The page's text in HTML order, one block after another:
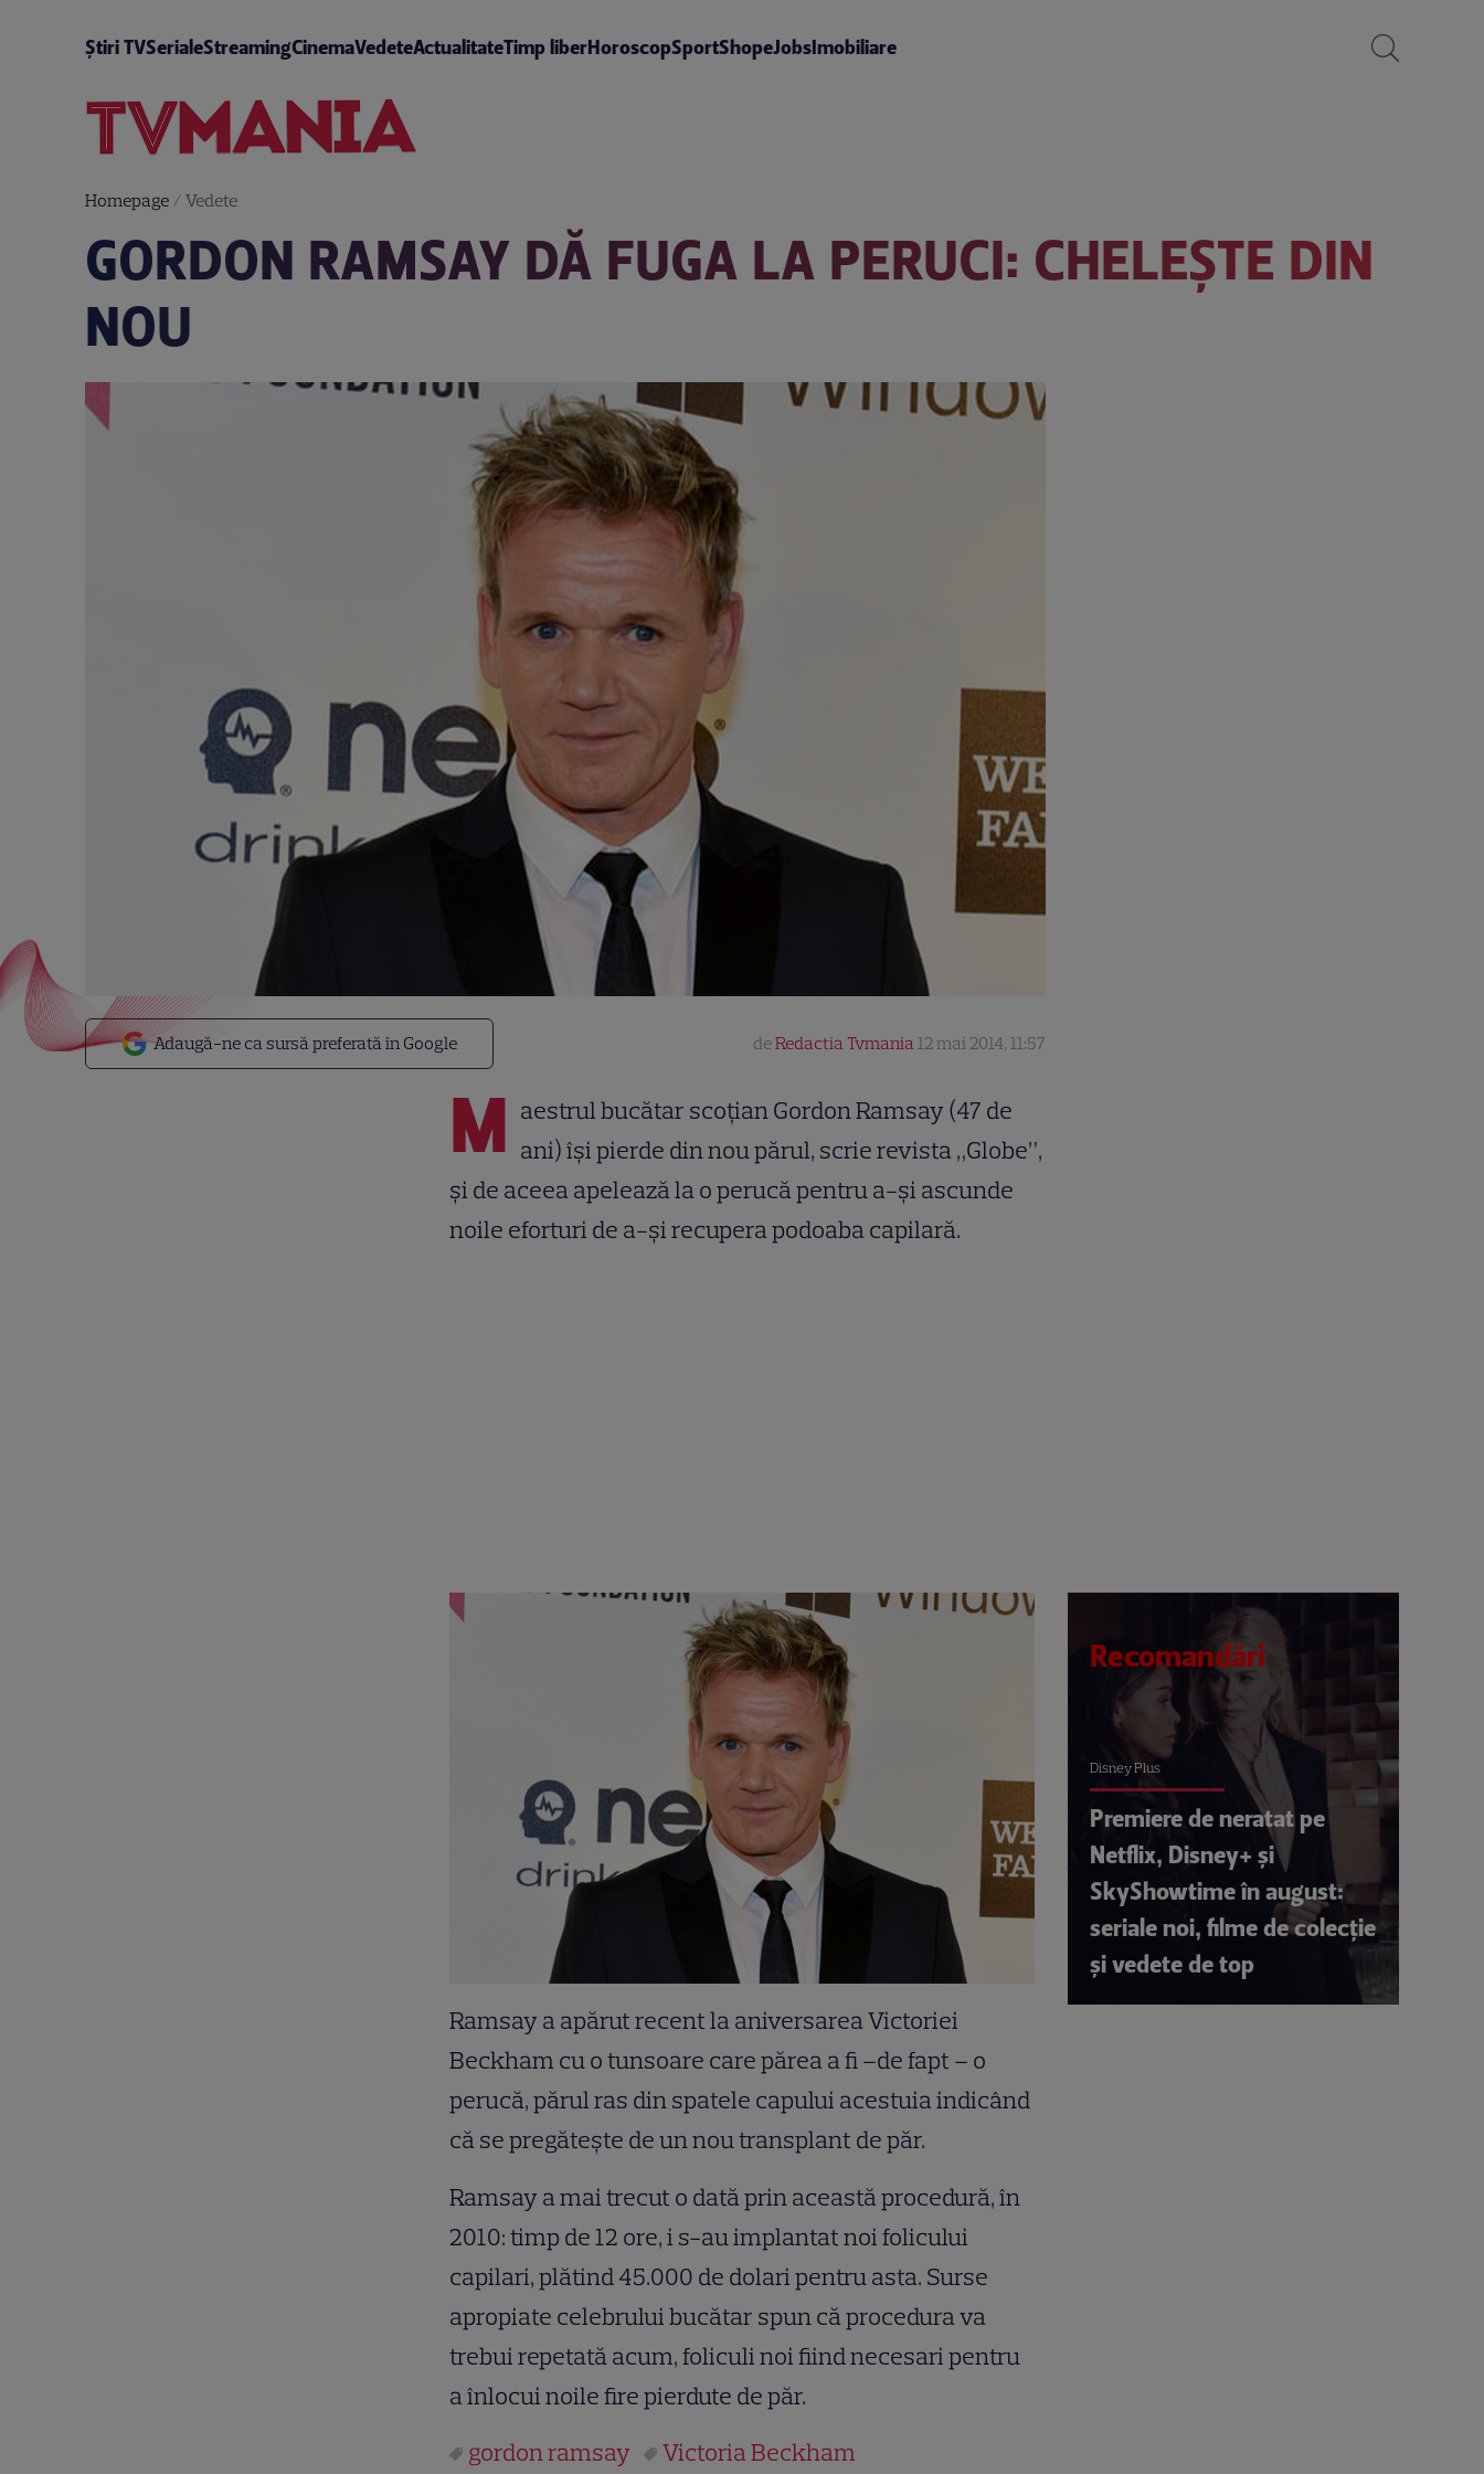
Știri TVSerialeStreamingCinemaVedeteActualitateTimp liberHoroscopSportShopeJobsImobiliare
Homepage/ Vedete
GORDON RAMSAY DĂ FUGA LA PERUCI: CHELEŞTE DIN
NOU
Adaugă-ne ca sursă preferată în Google deRedactia Tvmania 12 mai 2014, 11:57
M aestrul bucătar scoţian Gordon Ramsay (47 de
ani) îşi pierde din nou părul, scrie revista „Globe”,
şi de aceea apelează la o perucă pentru a-şi ascunde
noile eforturi de a-şi recupera podoaba capilară.
Ramsay a apărut recent la aniversarea Victoriei
Beckham cu o tunsoare care părea a fi –de fapt – o
perucă, părul ras din spatele capului acestuia indicând
că se pregăteşte de un nou transplant de păr.
Ramsay a mai trecut o dată prin această procedură, în
2010: timp de 12 ore, i s-au implantat noi folicului
capilari, plătind 45.000 de dolari pentru asta. Surse
apropiate celebrului bucătar spun că procedura va
trebui repetată acum, foliculi noi fiind necesari pentru
a înlocui noile fire pierdute de păr.
gordon ramsay
Victoria Beckham
Recomandări
Disney Plus
Premiere de neratat pe
Netflix, Disney+ și
SkyShowtime în august:
seriale noi, filme de colecție
și vedete de top